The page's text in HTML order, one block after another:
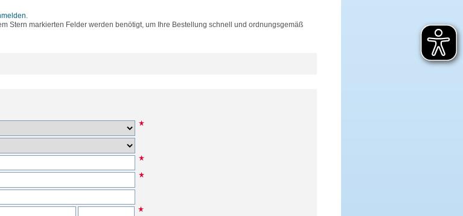
.
Stern markierten Felder werden benötigt, um Ihre Bestellung schnell und ordnungsgemäß